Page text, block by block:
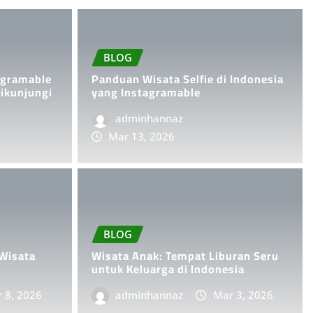
Seru
di Indonesia
adminhannaz
BLOG
Panduan Wisata Selfie di Indonesia
yang Instagramable
adminhannaz
Mar 13, 2026
8, 2026
BLOG
Wisata Anak: Tempat Liburan Seru
untuk Keluarga di Indonesia
adminhannaz Mar 3, 2026